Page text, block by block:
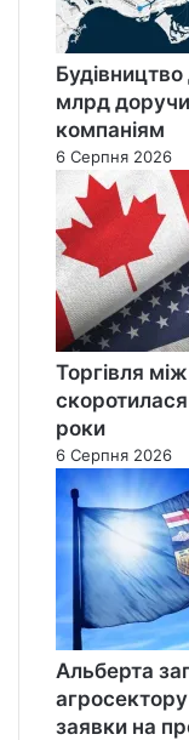
млрд
компаніям
6 Серпня 2026
Торгівля
роки
6 Серпня 2026
Альберта
заявки на